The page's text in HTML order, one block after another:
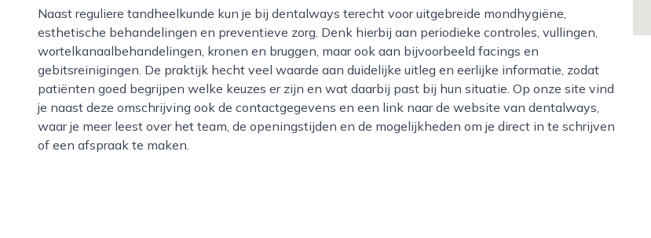
Naast reguliere tandheelkunde kun je bij dentalways terecht voor uitgebreide mondhygiëne,
esthetische behandelingen en preventieve zorg. Denk hierbij aan periodieke controles, vullingen,
wortelkanaalbehandelingen, kronen en bruggen, maar ook aan bijvoorbeeld facings en
gebitsreinigingen. De praktijk hecht veel waarde aan duidelijke uitleg en eerlijke informatie, zodat
patiënten goed begrijpen welke keuzes er zijn en wat daarbij past bij hun situatie. Op onze site vind
je naast deze omschrijving ook de contactgegevens en een link naar de website van dentalways,
waar je meer leest over het team, de openingstijden en de mogelijkheden om je direct in te schrijven
of een afspraak te maken.